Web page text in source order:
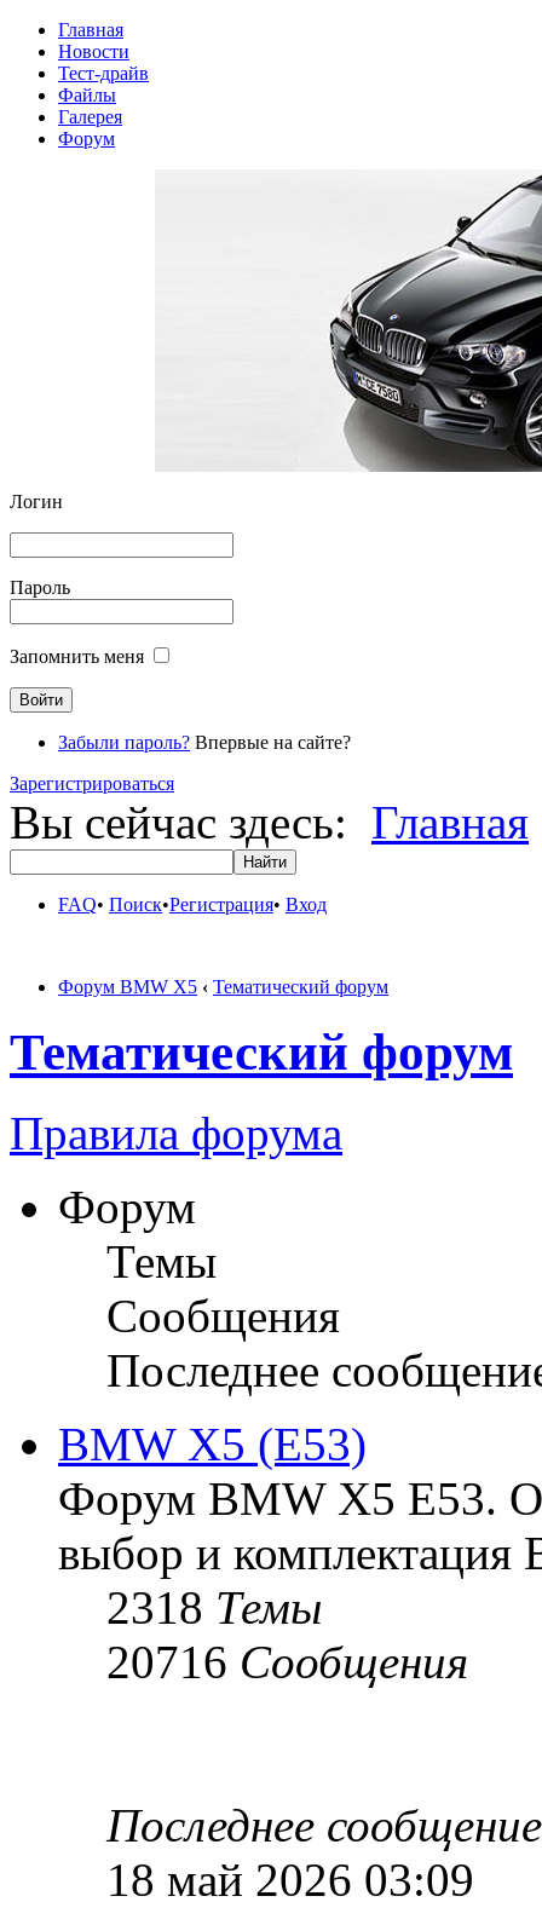
Главная
Новости
Тест-драйв
Файлы
Галерея
Форум
Логин
Пароль
Запомнить меня
Забыли пароль? Впервые на сайте?
Зарегистрироваться
Вы сейчас здесь: Главная
FAQ• Поиск•Регистрация• Вход
Форум BMW X5 ‹ Тематический форум
Тематический форум
Правила форума
Форум
Темы
Сообщения
Последнее
BMW X5 (E53)
Форум BMW X5 E53.
выбор и комплектация
2318 Темы
20716 Сообщения
Последнее сообщение
18 май 2026 03:09